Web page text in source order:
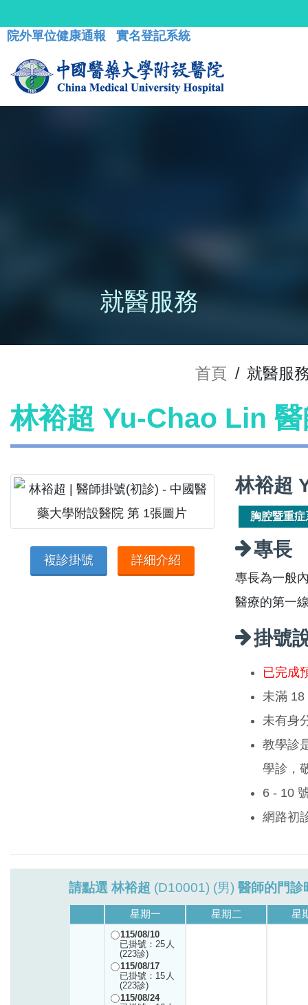
院外單位健康通報 實名登記系統
就醫服務
首頁 / 就醫服
林裕超 Yu-Chao Lin
複診掛號 詳細介紹
林裕超
胸腔暨重症
專長
專長為一般
醫療的第一
掛號
已完成
未滿 18
未有身
教學診
學診，
6 - 10
網路初